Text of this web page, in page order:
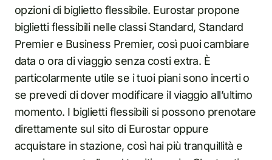
opzioni di biglietto flessibile. Eurostar propone
biglietti flessibili nelle classi Standard, Standard
Premier e Business Premier, così puoi cambiare
data o ora di viaggio senza costi extra. È
particolarmente utile se i tuoi piani sono incerti o
se prevedi di dover modificare il viaggio all’ultimo
momento. I biglietti flessibili si possono prenotare
direttamente sul sito di Eurostar oppure
acquistare in stazione, così hai più tranquillità e